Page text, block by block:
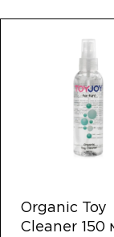
Organic Toy
Cleaner 150